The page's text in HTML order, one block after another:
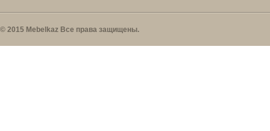
© 2015 Mebelkaz Все права защищены.